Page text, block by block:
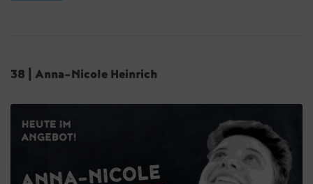
38 | Anna-Nicole Heinrich